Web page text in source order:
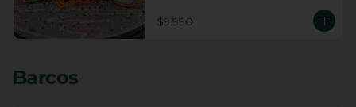
$9.990
Barcos